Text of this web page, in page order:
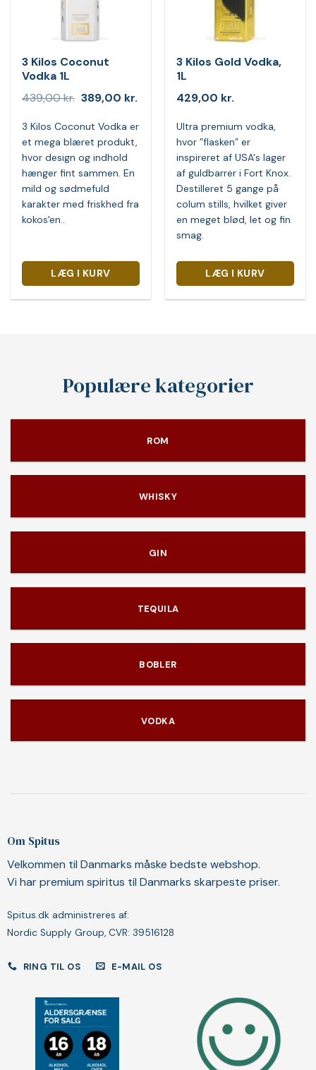
3 Kilos Coconut
Vodka 1L
439,00kr. Den
pris
var:
439,00 kr..
389,00 kr.Den
er:
389,00 kr..
3 Kilos Coconut Vodka er
et mega blæret produkt,
hvor design og indhold
hænger fint sammen. En
mild og sødmefuld
karakter med friskhed fra
kokos'en..
LÆG I KURV
3 Kilos Gold Vodka,
1L
429,00 kr.
Ultra premium vodka,
hvor ”flasken” er
inspireret af USA's lager
af guldbarrer i Fort Knox.
Destilleret 5 gange på
colum stills, hvilket giver
en meget blød, let og fin
smag.
LÆG I KURV
Populære kategorier
ROM
WHISKY
GIN
TEQUILA
BOBLER
VODKA
Om Spitus
Velkommen til Danmarks måske bedste webshop.
Vi har premium spiritus til Danmarks skarpeste priser.
Spitus.dk administreres af:
Nordic Supply Group, CVR: 39516128
RING TIL OS E-MAIL OS